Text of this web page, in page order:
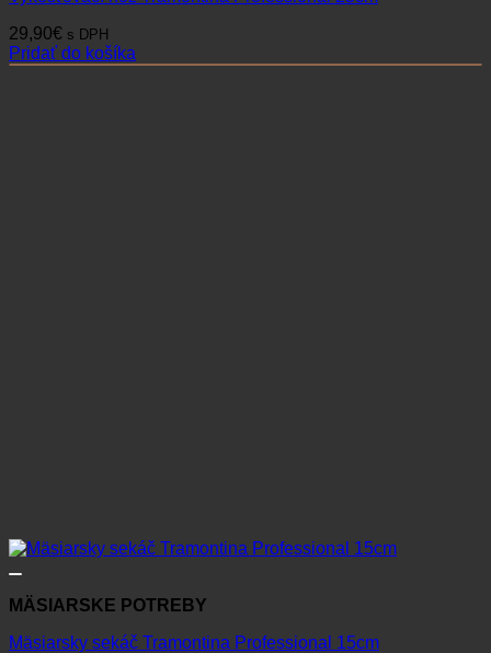
29,90€ s DPH
Pridať do košíka
MÄSIARSKE POTREBY
Mäsiarsky sekáč Tramontina Professional 15cm